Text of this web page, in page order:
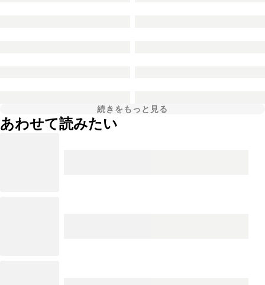
続きをもっと見る
あわせて読みたい